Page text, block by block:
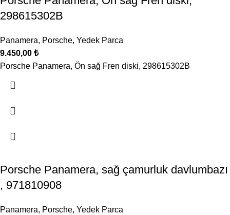
298615302B
Panamera, Porsche, Yedek Parca
9.450,00 ₺
Porsche Panamera, Ön sağ Fren diski, 298615302B
Porsche Panamera, sağ çamurluk davlumbazı
, 971810908
Panamera, Porsche, Yedek Parca